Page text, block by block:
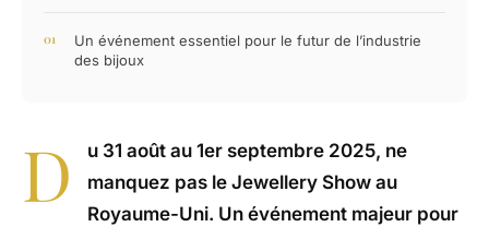
Un événement essentiel pour le futur de l’industrie
des bijoux
D
u 31 août au 1er septembre 2025, ne
manquez pas le Jewellery Show au
Royaume-Uni. Un événement majeur pour